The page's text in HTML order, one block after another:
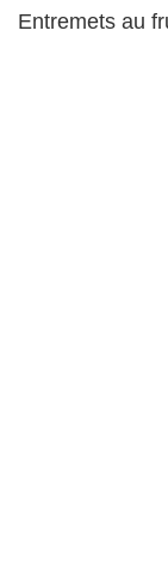
Entremets au